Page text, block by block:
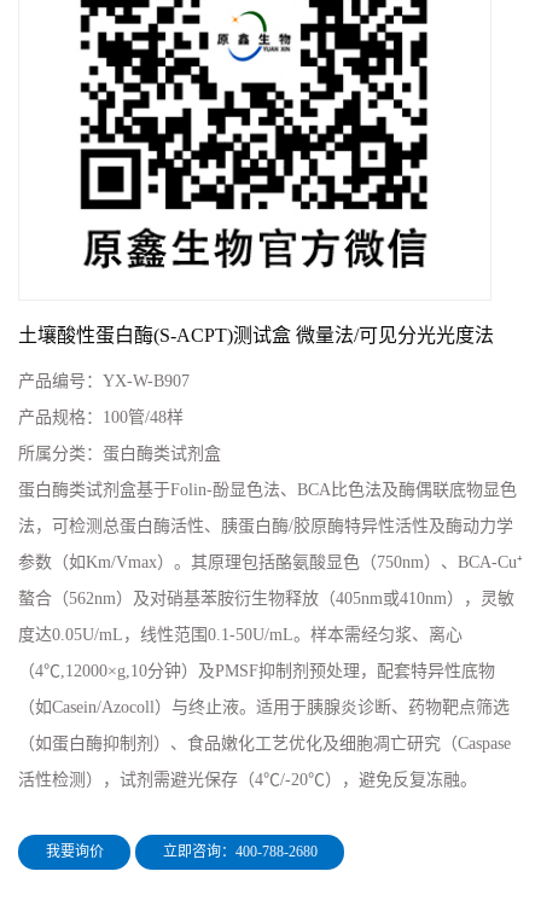
土壤酸性蛋白酶(S-ACPT)测试盒 微量法/可见分光光度法
产品编号： YX-W-B907
产品规格： 100管/48样
所属分类： 蛋白酶类试剂盒
蛋白酶类试剂盒基于Folin-酚显色法、BCA比色法及酶偶联底物显色
法，可检测总蛋白酶活性、胰蛋白酶/胶原酶特异性活性及酶动力学
参数（如Km/Vmax）。其原理包括酪氨酸显色（750nm）、BCA-Cu⁺
螯合（562nm）及对硝基苯胺衍生物释放（405nm或410nm），灵敏
度达0.05U/mL，线性范围0.1-50U/mL。样本需经匀浆、离心
（4℃,12000×g,10分钟）及PMSF抑制剂预处理，配套特异性底物
（如Casein/Azocoll）与终止液。适用于胰腺炎诊断、药物靶点筛选
（如蛋白酶抑制剂）、食品嫩化工艺优化及细胞凋亡研究（Caspase
活性检测），试剂需避光保存（4℃/-20℃），避免反复冻融。
我要询价 立即咨询：400-788-2680